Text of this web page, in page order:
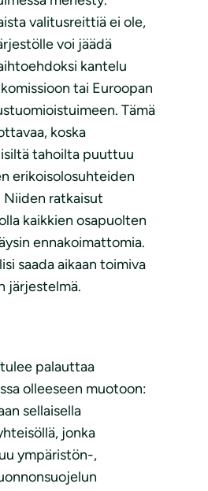
valitusreittiä ei ole,
voi jäädä
kantelu
tai Euroopan
Tämä
koska
tahoilta puuttuu
erikoisolosuhteiden
ratkaisut
kaikkien osapuolten
ennakoimattomia.
saada aikaan toimiva
järjestelmä.
palauttaa
olleeseen muotoon:
sellaisella
jonka
ympäristön-,